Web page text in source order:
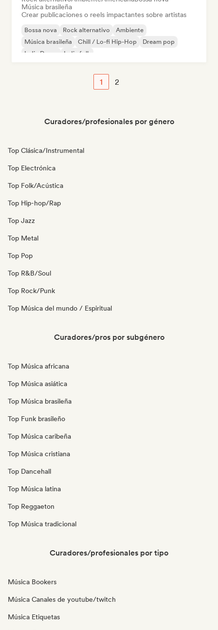
Música brasileña
Crear publicaciones o reels impactantes sobre artistas
Bossa nova Rock alternativo
Ambiente
Música brasileña
Chill / Lo-fi Hip-Hop
Dream pop
Indie Dance
Indie folk
1 2
Curadores/profesionales por género
Top Clásica/Instrumental
Top Electrónica
Top Folk/Acústica
Top Hip-hop/Rap
Top Jazz
Top Metal
Top Pop
Top R&B/Soul
Top Rock/Punk
Top Música del mundo / Espiritual
Curadores/pros por subgénero
Top Música africana
Top Música asiática
Top Música brasileña
Top Funk brasileño
Top Música caribeña
Top Música cristiana
Top Dancehall
Top Música latina
Top Reggaeton
Top Música tradicional
Curadores/profesionales por tipo
Música Bookers
Música Canales de youtube/twitch
Música Etiquetas